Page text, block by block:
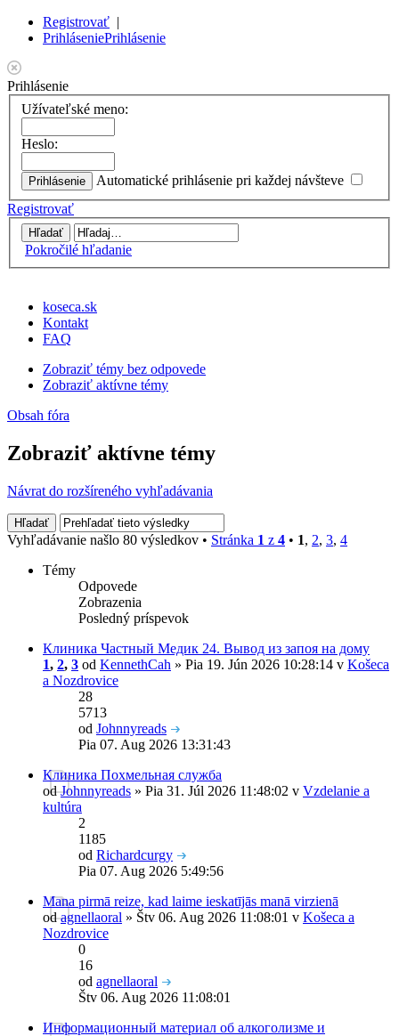
Registrovať |
PrihláseniePrihlásenie
Prihlásenie
Užívateľské meno:
Heslo:
Automatické prihlásenie pri každej návšteve
Registrovať
Pokročilé hľadanie
koseca.sk
Kontakt
FAQ
Zobraziť témy bez odpovede
Zobraziť aktívne témy
Obsah fóra
Zobraziť aktívne témy
Návrat do rozšíreného vyhľadávania
Vyhľadávanie našlo 80 výsledkov • Stránka 1 z 4 • 1, 2, 3, 4
Témy
Odpovede
Zobrazenia
Posledný príspevok
Клиника Частный Медик 24. Вывод из запоя на дому
1, 2, 3 od KennethCah » Pia 19. Jún 2026 10:28:14 v Košeca
a Nozdrovice
28
5713
od Johnnyreads
Pia 07. Aug 2026 13:31:43
Клиника Похмельная служба
odJohnnyreads » Pia 31. Júl 2026 11:48:02 v Vzdelanie a
kultúra
2
1185
od Richardcurgy
Pia 07. Aug 2026 5:49:56
Mana pirmā reize, kad laime ieskatījās manā virzienā
odagnellaoral » Štv 06. Aug 2026 11:08:01 v Košeca a
Nozdrovice
0
16
od agnellaoral
Štv 06. Aug 2026 11:08:01
Информационный материал об алкоголизме и